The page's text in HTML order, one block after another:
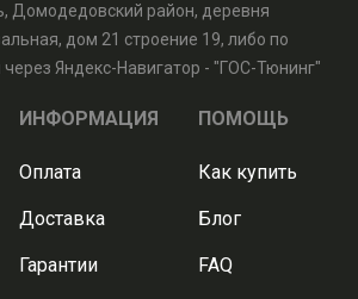
Домодедовский район, деревня
дом 21 строение 19, либо по
Яндекс-Навигатор - "ГОС-Тюнинг"
ИНФОРМАЦИЯ
Оплата
Доставка
Гарантии
ПОМОЩЬ
Как купить
Блог
FAQ